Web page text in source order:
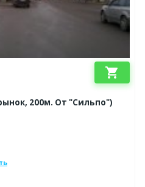
shopping_cart
200м. От "Cильпо")